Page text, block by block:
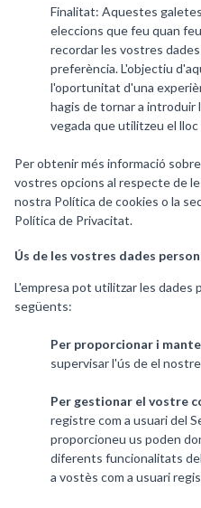
Finalitat: Aquestes
eleccions que feu quan
recordar les vostres
preferència. L'objectiu
l'oportunitat d'una
hagis de tornar a introduir
vegada que utilitzeu el lloc
Per obtenir més informació
vostres opcions al respecte de
nostra Política de cookies o la
Política de Privacitat.
Ús de les vostres dades
L'empresa pot utilitzar les dades
següents:
Per proporcionar i
supervisar l'ús de el
Per gestionar el vostre
registre com a usuari del
proporcioneu us poden
diferents funcionalitats
a vostès com a usuari